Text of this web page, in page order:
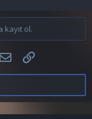
kayıt ol.
E-postaLink